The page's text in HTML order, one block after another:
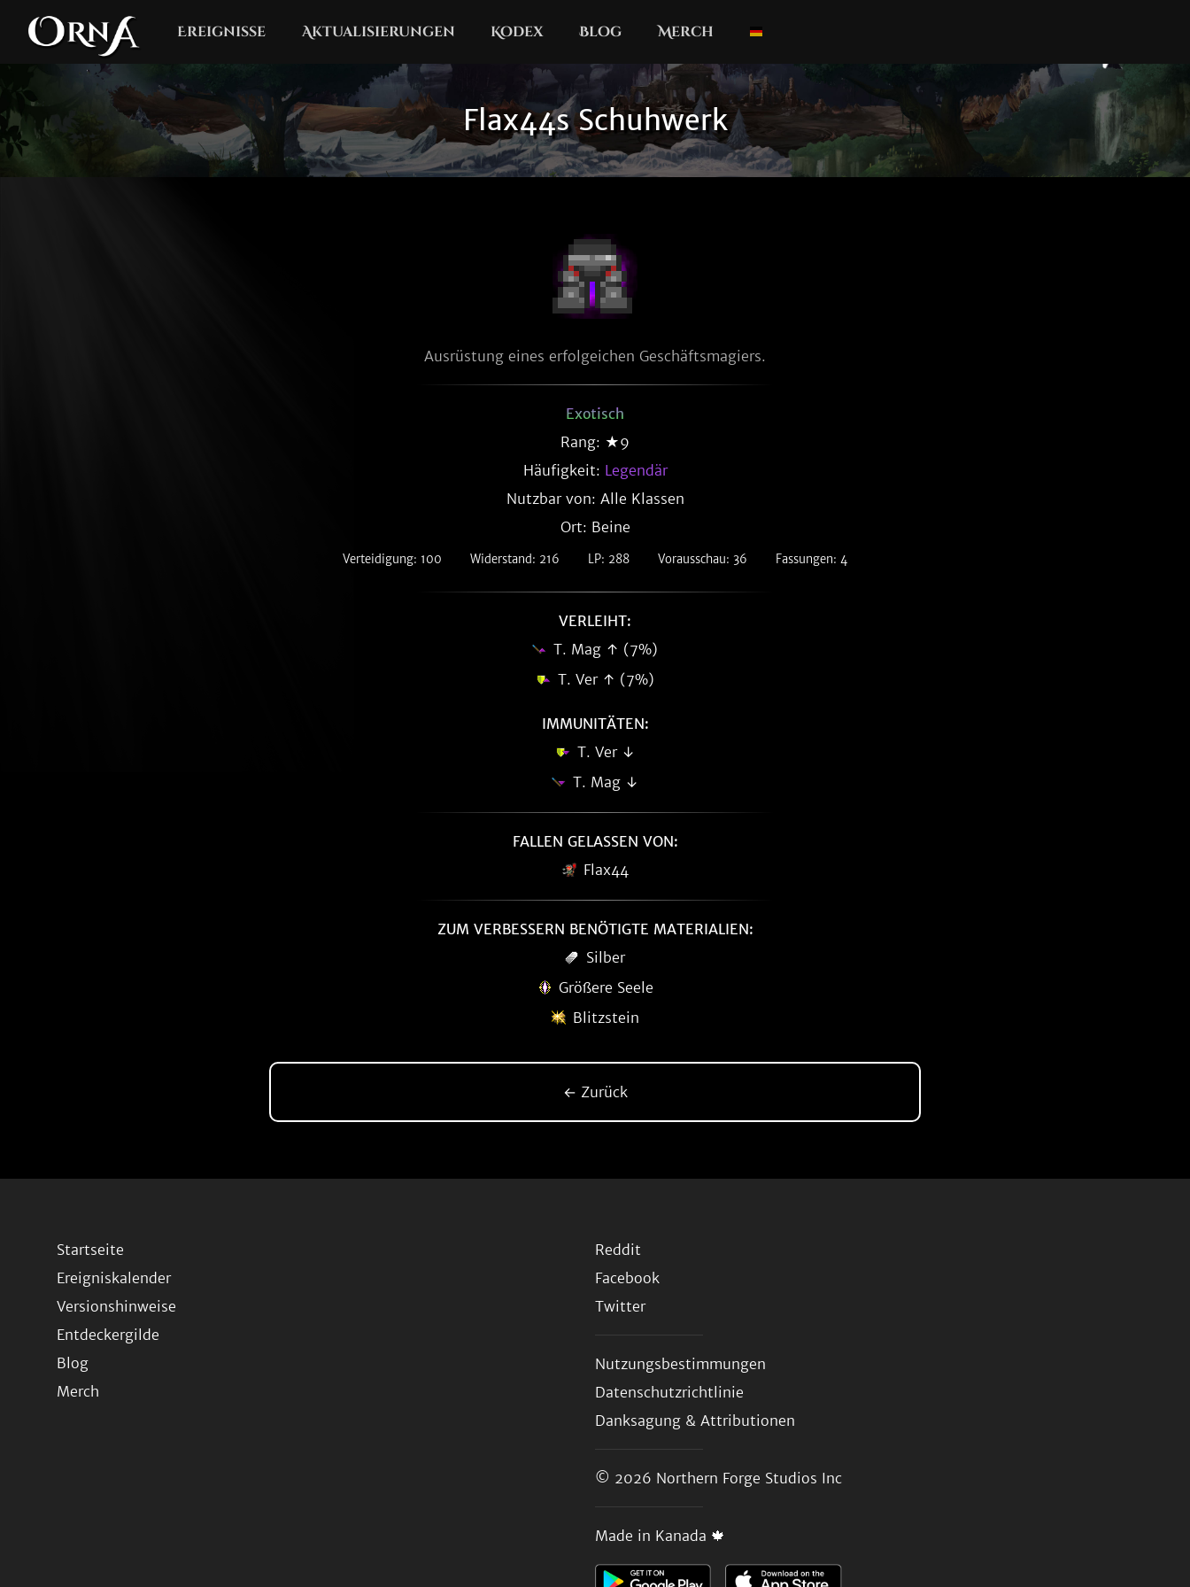
Ereignisse Aktualisierungen Kodex Blog Merch
Flax44s Schuhwerk
Ausrüstung eines erfolgeichen Geschäftsmagiers.
Exotisch
Rang: ★9
Häufigkeit: Legendär
Nutzbar von: Alle Klassen
Ort: Beine
Verteidigung: 100 Widerstand: 216 LP: 288 Vorausschau: 36 Fassungen: 4
VERLEIHT:
T. Mag ↑ (7%)
T. Ver ↑ (7%)
IMMUNITÄTEN:
T. Ver ↓
T. Mag ↓
FALLEN GELASSEN VON:
Flax44
ZUM VERBESSERN BENÖTIGTE MATERIALIEN:
Silber
Größere Seele
Blitzstein
← Zurück
Startseite
Ereigniskalender
Versionshinweise
Entdeckergilde
Blog
Merch
Reddit
Facebook
Twitter
Nutzungsbestimmungen
Datenschutzrichtlinie
Danksagung & Attributionen
© 2026 Northern Forge Studios Inc
Made in Kanada 🍁